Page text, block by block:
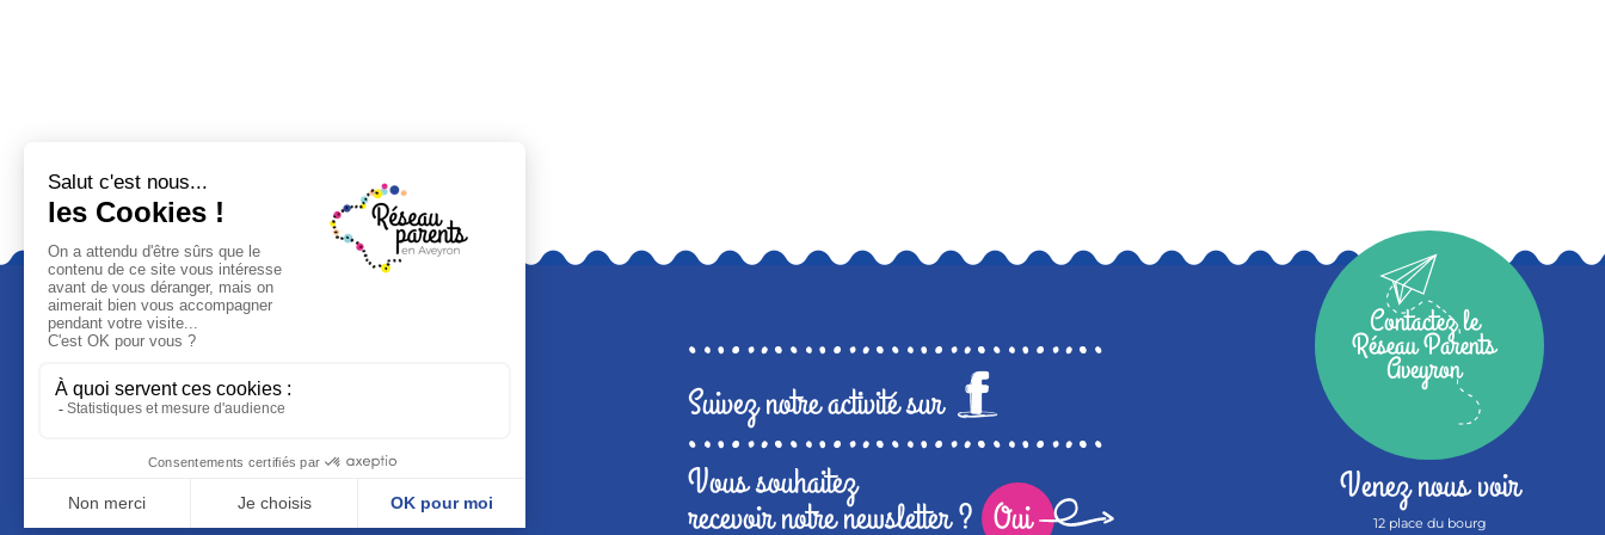
Le Réseau parents en Aveyron est financé par la
CAF de l’Aveyron.
Suivez notre activité sur
Vous souhaitez
recevoir notre newsletter ? Oui
Contactez le
Réseau Parents
Aveyron
Venez nous voir
12 place du bourg